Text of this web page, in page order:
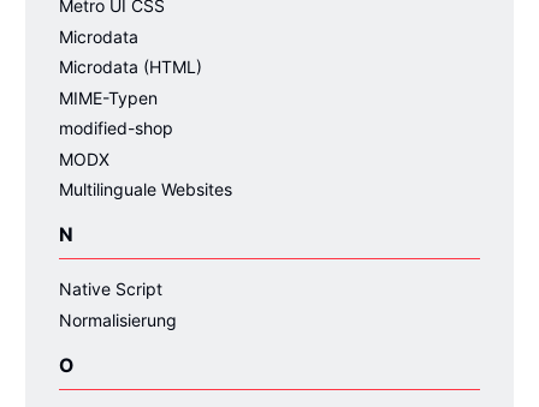
Metro UI CSS
Microdata
Microdata (HTML)
MIME-Typen
modified-shop
MODX
Multilinguale Websites
N
Native Script
Normalisierung
O